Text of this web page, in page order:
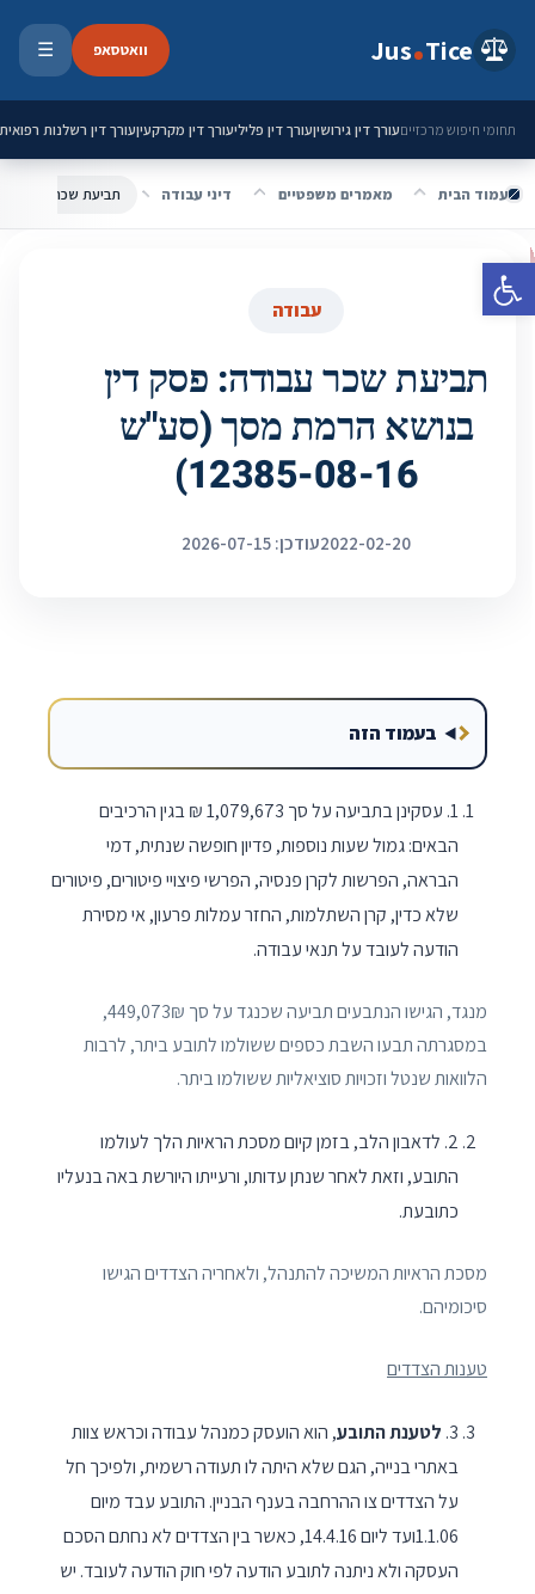
פתח סרגל נגישות
Jus Tice וואטסאפ ☰
תחומי חיפוש מרכזייםעורך דין גירושיןעורך דין פליליעורך דין מקרקעיןעורך דין רשלנות רפואית
עמוד הבית מאמרים משפטיים דיני עבודה
עבודה
תביעת שכר עבודה: פסק דין
בנושא הרמת מסך (סע"ש
12385-08-16)
2022-02-20עודכן: 2026-07-15
בעמוד הזה
1. עסקינן בתביעה על סך 1,079,673 ₪ בגין הרכיבים
הבאים: גמול שעות נוספות, פדיון חופשה שנתית, דמי
הבראה, הפרשות לקרן פנסיה, הפרשי פיצויי פיטורים, פיטורים
שלא כדין, קרן השתלמות, החזר עמלות פרעון, אי מסירת
הודעה לעובד על תנאי עבודה.
מנגד, הגישו הנתבעים תביעה שכנגד על סך 449,073₪,
במסגרתה תבעו השבת כספים ששולמו לתובע ביתר, לרבות
הלוואות שנטל וזכויות סוציאליות ששולמו ביתר.
2. לדאבון הלב, בזמן קיום מסכת הראיות הלך לעולמו
התובע, וזאת לאחר שנתן עדותו, ורעייתו היורשת באה בנעליו
כתובעת.
מסכת הראיות המשיכה להתנהל, ולאחריה הצדדים הגישו
סיכומיהם.
טענות הצדדים
3. לטענת התובע, הוא הועסק כמנהל עבודה וכראש צוות
באתרי בנייה, הגם שלא היתה לו תעודה רשמית, ולפיכך חל
על הצדדים צו ההרחבה בענף הבניין. התובע עבד מיום
1.1.06ועד ליום 14.4.16, כאשר בין הצדדים לא נחתם הסכם
העסקה ולא ניתנה לתובע הודעה לפי חוק הודעה לעובד. יש